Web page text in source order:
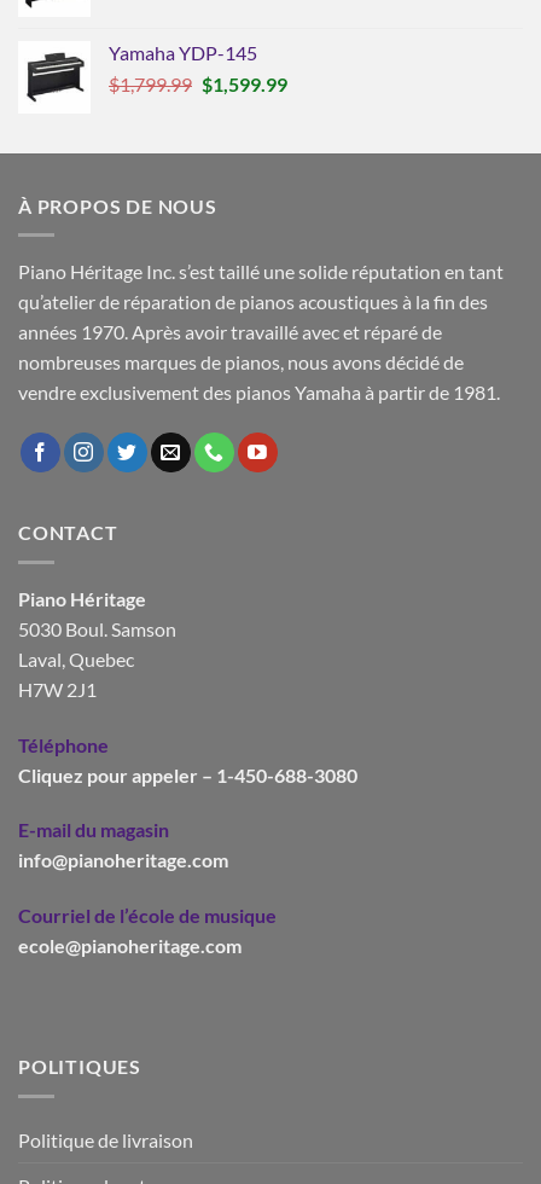
était :
$1,599.99.$1,499.99.
Yamaha YDP-145
$1,799.99 Le
était :
$1,599.99Le
est :
À PROPOS DE NOUS
Piano Héritage Inc. s’est taillé une solide réputation en tant
qu’atelier de réparation de pianos acoustiques à la fin des
années 1970. Après avoir travaillé avec et réparé de
nombreuses marques de pianos, nous avons décidé de
vendre exclusivement des pianos Yamaha à partir de 1981.
CONTACT
Piano Héritage
5030 Boul. Samson
Laval, Quebec
H7W 2J1
Téléphone
Cliquez pour appeler – 1-450-688-3080
E-mail du magasin
info@pianoheritage.com
Courriel de l’école de musique
ecole@pianoheritage.com
POLITIQUES
Politique de livraison